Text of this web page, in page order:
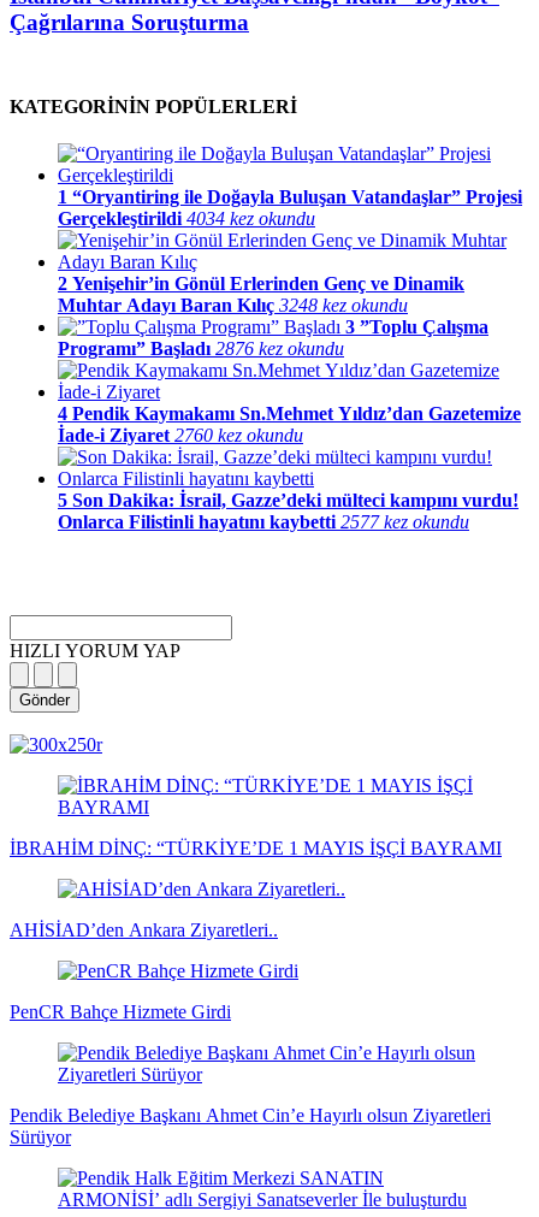
Çağrılarına Soruşturma
KATEGORİNİN POPÜLERLERİ
1 “Oryantiring ile Doğayla Buluşan Vatandaşlar” Projesi
Gerçekleştirildi 4034 kez okundu
2 Yenişehir’in Gönül Erlerinden Genç ve Dinamik
Muhtar Adayı Baran Kılıç 3248 kez okundu
3 ”Toplu Çalışma
Programı” Başladı 2876 kez okundu
4 Pendik Kaymakamı Sn.Mehmet Yıldız’dan Gazetemize
İade-i Ziyaret 2760 kez okundu
5 Son Dakika: İsrail, Gazze’deki mülteci kampını vurdu!
Onlarca Filistinli hayatını kaybetti 2577 kez okundu
HIZLI YORUM YAP
Gönder
haberleri
haberleri
haberleri
dakika
haberleri
dakika
haberleri
dakika
haberleri
haberler
haberler
haberleri
haberleri
haberleri
İBRAHİM DİNÇ: “TÜRKİYE’DE 1 MAYIS İŞÇİ BAYRAMI
AHİSİAD’den Ankara Ziyaretleri..
PenCR Bahçe Hizmete Girdi
Pendik Belediye Başkanı Ahmet Cin’e Hayırlı olsun Ziyaretleri
Sürüyor